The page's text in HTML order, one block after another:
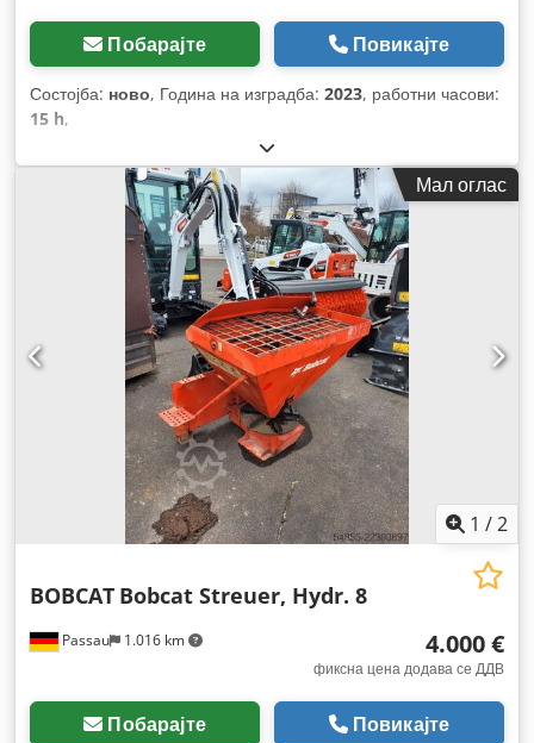
Побарајте Повикајте
Состојба: ново, Година на изградба: 2023, работни часови:
15 h,
Мал оглас
1 /2
Passau 1.016 km
BOBCAT Bobcat Streuer, Hydr. 8
4.000 €
фиксна цена додава се ДДВ
Побарајте Повикајте